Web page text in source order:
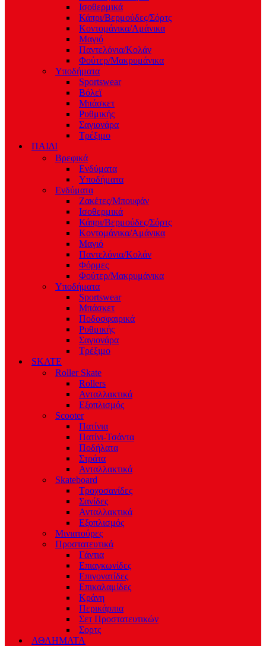
Ισοθερμικά
Κάπρι/Βερμούδες/Σόρτς
Κοντομάνικα/Αμάνικα
Μαγιό
Παντελόνια/Κολάν
Φούτερ/Μακρυμάνικα
Υποδήματα
Sportswear
Βόλεϊ
Μπάσκετ
Ρυθμικής
Σαγιονάρα
Τρέξιμο
ΠΑΙΔΙ
Βρεφικά
Ενδύματα
Υποδήματα
Ενδύματα
Ζακέτες/Μπουφάν
Ισοθερμικά
Κάπρι/Βερμούδες/Σόρτς
Κοντομάνικα/Αμάνικα
Μαγιό
Παντελόνια/Κολάν
Φόρμες
Φούτερ/Μακρυμάνικα
Υποδήματα
Sportswear
Μπάσκετ
Ποδοσφαιρικά
Ρυθμικής
Σαγιονάρα
Τρέξιμο
SKATE
Roller Skate
Rollers
Ανταλλακτικά
Εξοπλισμός
Scooter
Πατίνια
Πατίνι-Τσάντα
Ποδήλατα
Στράτα
Ανταλλακτικά
Skateboard
Τροχοσανίδες
Σανίδες
Ανταλλακτικά
Εξοπλισμός
Μινιατούρες
Προστατευτικά
Γάντια
Επιαγκωνίδες
Επιγονατίδες
Επικαλαμίδες
Κράνη
Περικάρπια
Σετ Προστατευτικών
Σορτς
ΑΘΛΗΜΑΤΑ